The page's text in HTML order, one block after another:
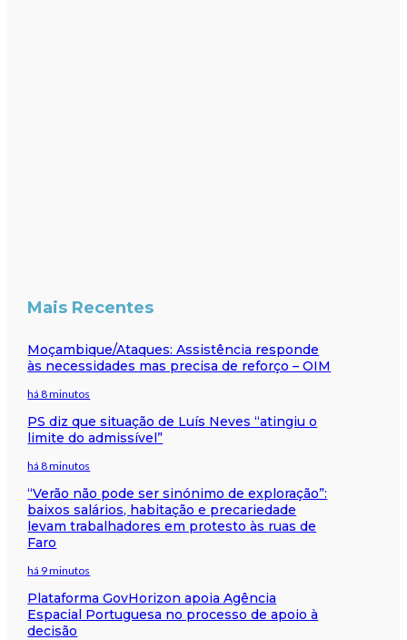
Mais Recentes
Moçambique/Ataques: Assistência responde
às necessidades mas precisa de reforço – OIM
há 8 minutos
PS diz que situação de Luís Neves “atingiu o
limite do admissível”
há 8 minutos
“Verão não pode ser sinónimo de exploração”:
baixos salários, habitação e precariedade
levam trabalhadores em protesto às ruas de
Faro
há 9 minutos
Plataforma GovHorizon apoia Agência
Espacial Portuguesa no processo de apoio à
decisão